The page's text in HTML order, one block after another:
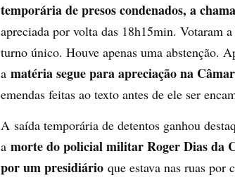
temporária de presos condenados, a
apreciada por volta das 18h15min. Votaram
turno único. Houve apenas uma abstenção.
a matéria segue para apreciação na
emendas feitas ao texto antes de ele ser
A saída temporária de detentos ganhou
a morte do policial militar Roger Dias da
por um presidiário que estava nas ruas por